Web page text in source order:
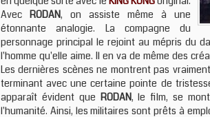
Avec RODAN, on assiste même à une
étonnante analogie. La compagne du
personnage principal le rejoint au mépris du
l'homme qu'elle aime. Il en va de même des
Les dernières scènes ne montrent pas
terminant avec une certaine pointe de
apparaît évident que RODAN, le film, se
l'humanité. Ainsi, les militaires sont prêts à